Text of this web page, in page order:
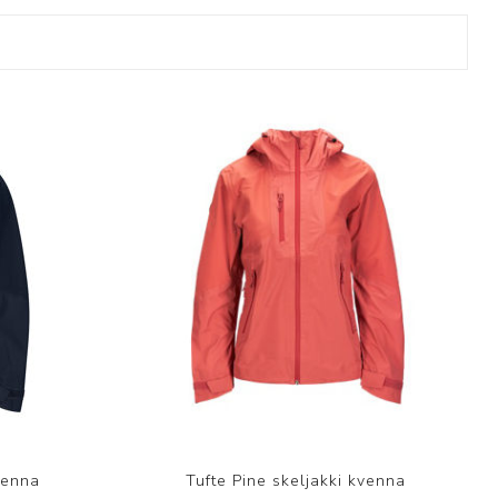
Tufte Pine skeljakki kvenna